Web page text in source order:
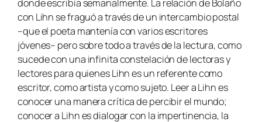
donde escribía semanalmente. La relación de Bolaño
con Lihn se fraguó a través de un intercambio postal
–que el poeta mantenía con varios escritores
jóvenes– pero sobre todo a través de la lectura, como
sucede con una infinita constelación de lectoras y
lectores para quienes Lihn es un referente como
escritor, como artista y como sujeto. Leer a Lihn es
conocer una manera crítica de percibir el mundo;
conocer a Lihn es dialogar con la impertinencia, la